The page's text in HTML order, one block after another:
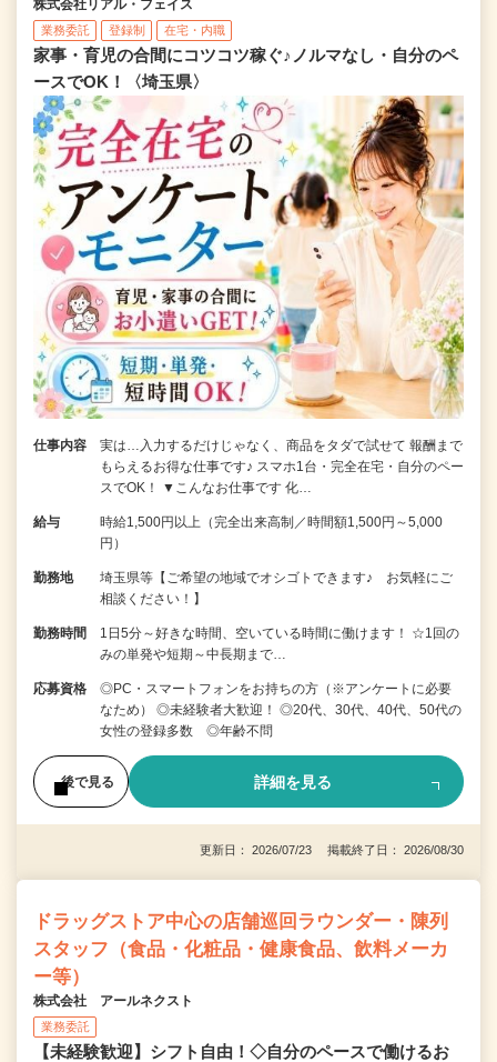
株式会社リアル・フェイス
業務委託 登録制 在宅・内職
家事・育児の合間にコツコツ稼ぐ♪ノルマなし・自分のペ
ースでOK！〈埼玉県〉
仕事内容
実は…入力するだけじゃなく、商品をタダで試せて 報酬まで
もらえるお得な仕事です♪ スマホ1台・完全在宅・自分のペー
スでOK！ ▼こんなお仕事です 化…
給与
時給1,500円以上（完全出来高制／時間額1,500円～5,000
円）
勤務地
埼玉県等【ご希望の地域でオシゴトできます♪ お気軽にご
相談ください！】
勤務時間
1日5分～好きな時間、空いている時間に働けます！ ☆1回の
みの単発や短期～中長期まで…
応募資格
◎PC・スマートフォンをお持ちの方（※アンケートに必要
なため） ◎未経験者大歓迎！ ◎20代、30代、40代、50代の
女性の登録多数 ◎年齢不問
後で見る 詳細を見る
更新日： 2026/07/23 掲載終了日： 2026/08/30
ドラッグストア中心の店舗巡回ラウンダー・陳列
スタッフ（食品・化粧品・健康食品、飲料メーカ
ー等）
株式会社 アールネクスト
業務委託
【未経験歓迎】シフト自由！◇自分のペースで働けるお